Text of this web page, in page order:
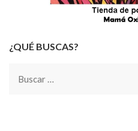
¿QUÉ BUSCAS?
Buscar: